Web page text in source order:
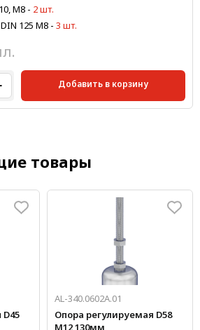
М8- 2 шт.
125 М8- 3 шт.
Добавить в корзину
товары
AL-340.0602A.01
Опора регулируемая D58
M12 130мм